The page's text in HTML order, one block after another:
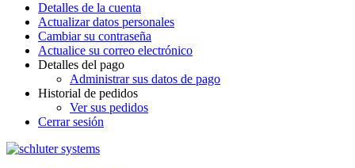
Detalles de la cuenta
Actualizar datos personales
Cambiar su contraseña
Actualice su correo electrónico
Detalles del pago
Administrar sus datos de pago
Historial de pedidos
Ver sus pedidos
Cerrar sesión